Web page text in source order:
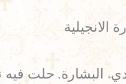
البشارة. حلت